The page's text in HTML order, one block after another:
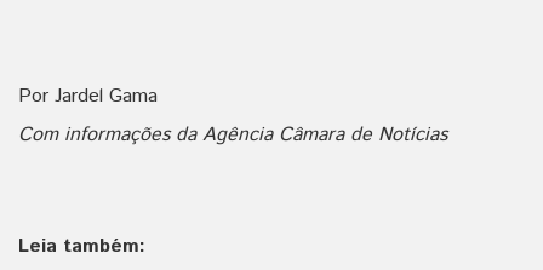
Por Jardel Gama
Com informações da Agência Câmara de Notícias
Leia também: